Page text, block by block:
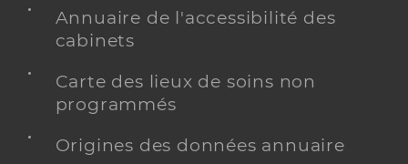
Annuaire de l'accessibilité des
cabinets
Carte des lieux de soins non
programmés
Origines des données annuaire